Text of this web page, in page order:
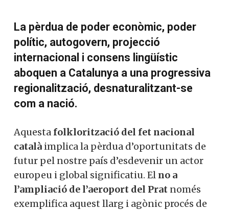
La pèrdua de poder econòmic, poder
polític, autogovern, projecció
internacional i consens lingüístic
aboquen a Catalunya a una progressiva
regionalització, desnaturalitzant-se
com a nació.
Aquesta folklorització del fet nacional
català implica la pèrdua d’oportunitats de
futur pel nostre país d’esdevenir un actor
europeu i global significatiu. El no a
l’ampliació de l’aeroport del Prat només
exemplifica aquest llarg i agònic procés de